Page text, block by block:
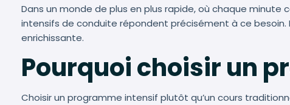
Dans un monde de plus en plus rapide, où chaque
intensifs de conduite répondent précisément à ce
enrichissante.
Pourquoi choisir un
Choisir un programme intensif plutôt qu’un cours